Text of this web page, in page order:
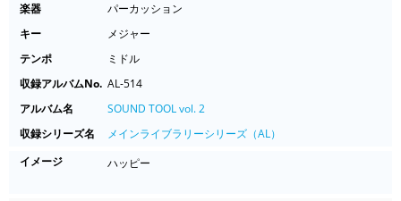
楽器
パーカッション
キー
メジャー
テンポ
ミドル
収録アルバムNo. AL-514
アルバム名
SOUND TOOL vol. 2
収録シリーズ名
メインライブラリーシリーズ（AL）
イメージ
ハッピー